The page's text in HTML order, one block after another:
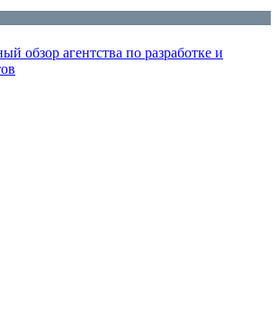
обзор агентства по разработке и